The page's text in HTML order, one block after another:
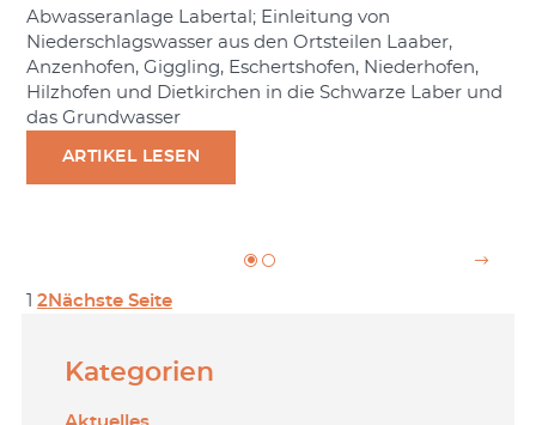
Abwasseranlage Labertal; Einleitung von
Niederschlagswasser aus den Ortsteilen Laaber,
Anzenhofen, Giggling, Eschertshofen, Niederhofen,
Hilzhofen und Dietkirchen in die Schwarze Laber und
das Grundwasser
ARTIKEL LESEN
2Nächste Seite
Kategorien